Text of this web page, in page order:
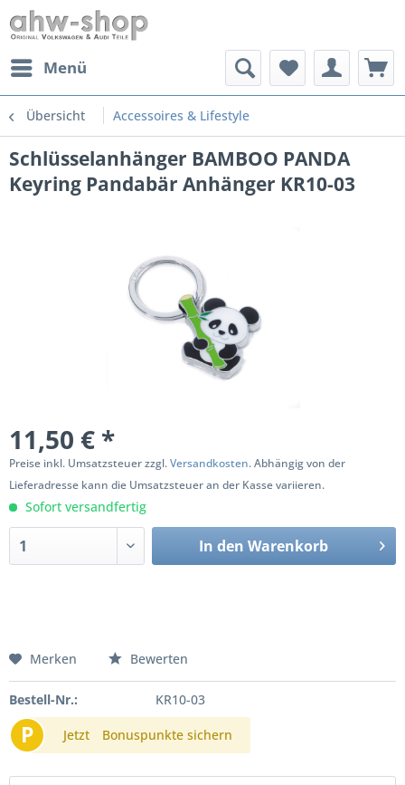
Menü
Übersicht Accessoires & Lifestyle
Schlüsselanhänger BAMBOO PANDA
Keyring Pandabär Anhänger KR10-03
11,50 € *
Preise inkl. Umsatzsteuer zzgl.Versandkosten. Abhängig von der
Lieferadresse kann die Umsatzsteuer an der Kasse variieren.
Sofort versandfertig
In den Warenkorb
Merken Bewerten
Bestell-Nr.: KR10-03
P Jetzt Bonuspunkte sichern